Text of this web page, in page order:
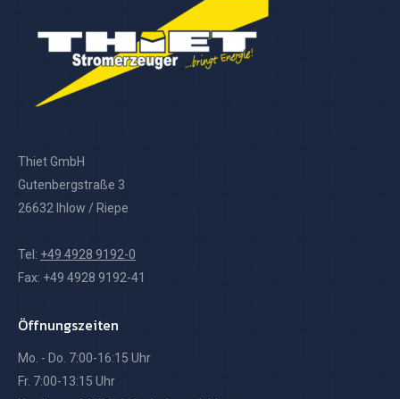
Thiet GmbH
Gutenbergstraße 3
26632 Ihlow / Riepe
Tel: +49 4928 9192-0
Fax: +49 4928 9192-41
Öffnungszeiten
Mo. - Do. 7:00-16:15 Uhr
Fr. 7:00-13:15 Uhr